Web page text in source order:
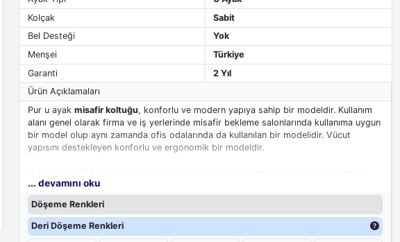
Kolçak
Sabit
Bel Desteği
Yok
Menşei
Türkiye
Garanti
2 Yıl
Ürün Açıklamaları
Pur u ayak misafir koltuğu, konforlu ve modern yapıya sahip bir modeldir. Kullanım
alanı genel olarak firma ve iş yerlerinde misafir bekleme salonlarında kullanıma uygun
bir model olup aynı zamanda ofis odalarında da kullanılan bir modelidir. Vücut
yapısını destekleyen konforlu ve ergonomik bir modeldir.
sayesinde dış etkenlerden daha az etkilenmektedir. Misafir koltuğunun yapısında
dökme kalıp sünger kullanılmış olup üzeri suni deri ile kaplanmıştır. Sırt kısmı omurga
yapısını desteklemek ve sportif görünüm kazandıran dikişlere sahiptir. Oturma fontu
geniş yapısı sayesinde farklı vücut ölçülerini destekleyerek oturma sırasında
misafirlerinizin rahat etmesini sağlar. Misafir koltuğunun kolçakları alüminyum üzeri
... devamını oku
Döşeme Renkleri
Deri Döşeme Renkleri